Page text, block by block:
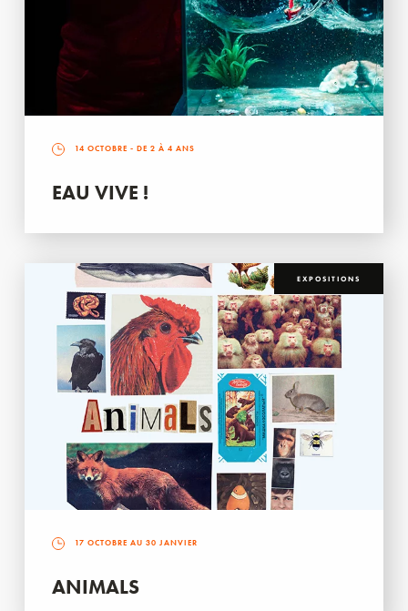
14 OCTOBRE - DE 2 À 4 ANS
EAU VIVE !
EXPOSITIONS
17 OCTOBRE AU 30 JANVIER
ANIMALS